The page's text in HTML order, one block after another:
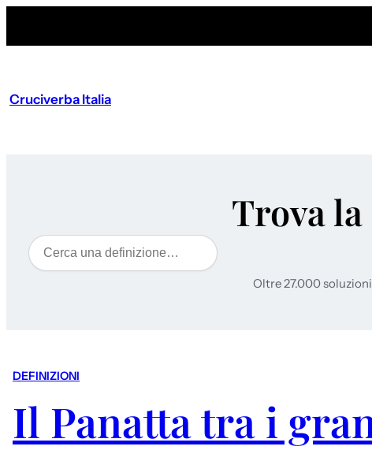
Cruciverba Italia
Trova
Cerca
Oltre 27.000
DEFINIZIONI
Il Panatta tra i